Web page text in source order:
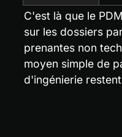
C'est là que le
sur les dossiers
prenantes non
moyen simple de
d'ingénierie